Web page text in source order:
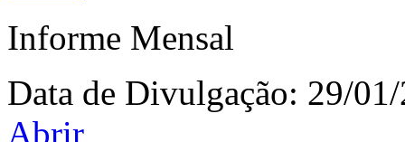
Informe Mensal
Data de Divulgação: 29/
Abrir